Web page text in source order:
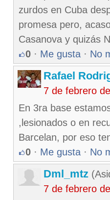
zurdos en Cuba
promesa pero,
Casanova y quizás
0 · Me gusta · No
Rafael
7 de febrero
En 3ra base
,lesionados o en
Barcelan, por eso
0 · Me gusta · No
Dml_mtz
7 de febrero